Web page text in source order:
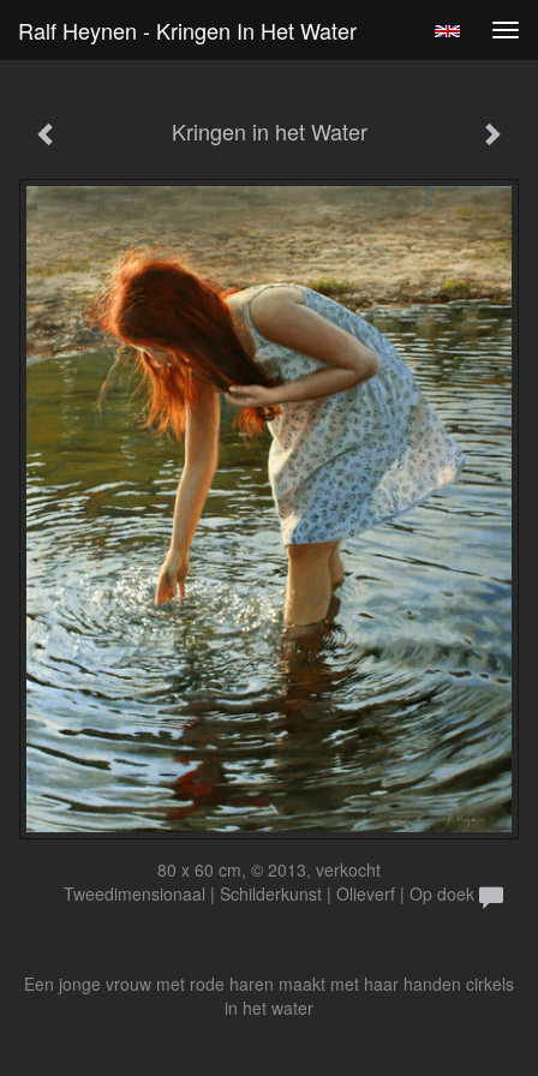
Ralf Heynen - Kringen In Het Water
Kringen in het Water
80 x 60 cm, © 2013, verkocht
Tweedimensionaal | Schilderkunst | Olieverf | Op doek
Een jonge vrouw met rode haren maakt met haar handen cirkels
in het water